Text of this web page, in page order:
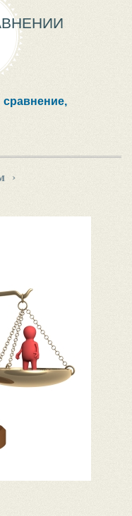
сравнение,
›